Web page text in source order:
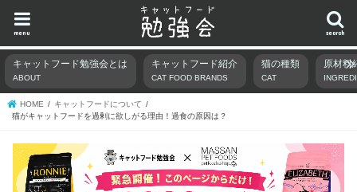
search
menu
キャットフード勉強会とは
ABOUT
キャットフード紹介
CAT FOOD BRANDS
猫の種類
CAT
原材料
HOME
キャットフードについて
猫がキャットフードを過剰に欲しがる理由！過食の原因は？